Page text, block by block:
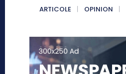
ARTICOLE OPINION